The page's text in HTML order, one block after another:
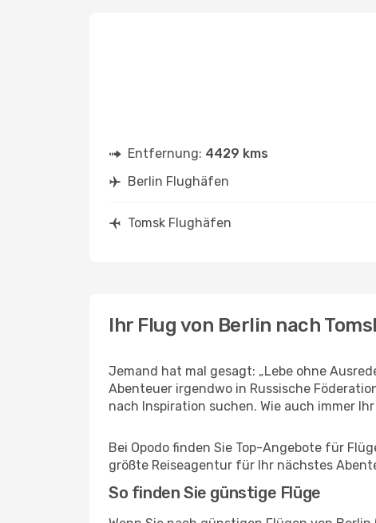
Entfernung: 4429 kms
Berlin Flughäfen
Tomsk Flughäfen
Ihr Flug von Berlin nach
Jemand hat mal gesagt: „Lebe ohne
Abenteuer irgendwo in Russische
nach Inspiration suchen. Wie auch immer
Bei Opodo finden Sie Top-Angebote für
größte Reiseagentur für Ihr nächstes
So finden Sie günstige Flüge